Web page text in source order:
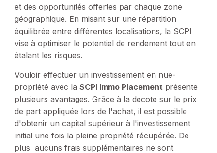
et des opportunités offertes par chaque zone
géographique. En misant sur une répartition
équilibrée entre différentes localisations, la SCPI
vise à optimiser le potentiel de rendement tout en
étalant les risques.
Vouloir effectuer un investissement en nue-
propriété avec la SCPI Immo Placement présente
plusieurs avantages. Grâce à la décote sur le prix
de part appliquée lors de l'achat, il est possible
d'obtenir un capital supérieur à l'investissement
initial une fois la pleine propriété récupérée. De
plus, aucuns frais supplémentaires ne sont